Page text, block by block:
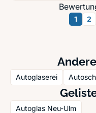
1 2
Autoglaserei
Autoglas Neu-Ulm